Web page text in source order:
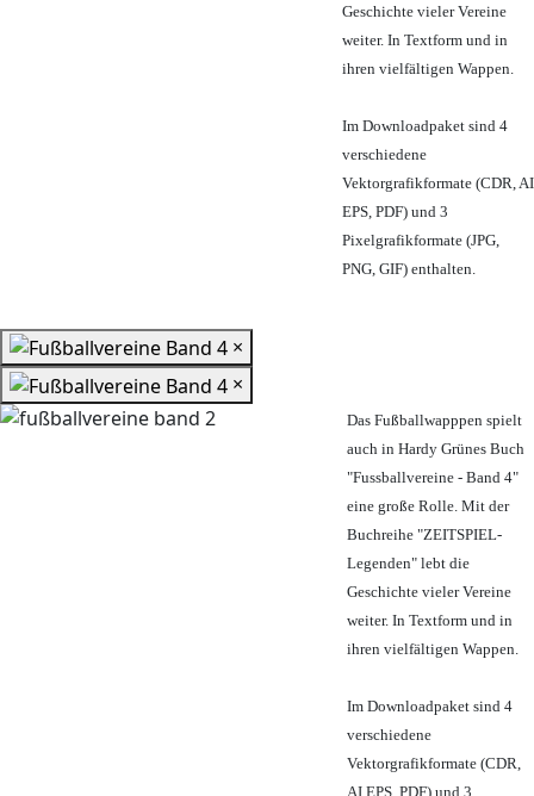
Geschichte vieler Vereine
weiter. In Textform und in
ihren vielfältigen Wappen.
Im Downloadpaket sind 4
verschiedene
Vektorgrafikformate (CDR, AI
EPS, PDF) und 3
Pixelgrafikformate (JPG,
PNG, GIF) enthalten.
×
×
Das Fußballwapppen spielt
auch in Hardy Grünes Buch
"Fussballvereine - Band 4"
eine große Rolle. Mit der
Buchreihe "ZEITSPIEL-
Legenden" lebt die
Geschichte vieler Vereine
weiter. In Textform und in
ihren vielfältigen Wappen.
Im Downloadpaket sind 4
verschiedene
Vektorgrafikformate (CDR,
AI EPS, PDF) und 3